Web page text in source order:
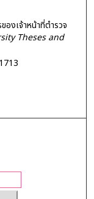
งเจ้าหน้าที่ตำรวจ
Theses and